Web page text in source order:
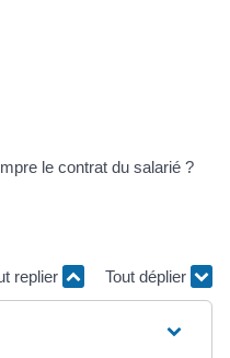
le contrat du salarié ?
replier Tout déplier